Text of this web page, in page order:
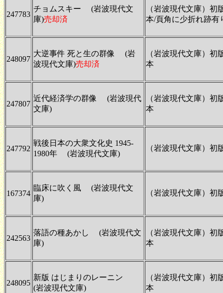
247783
チョムスキー (岩波現代文
庫)売却済
（岩波現代文庫）初
本/頁角に少折れ跡有
248097
大逆事件 死と生の群像 (岩
波現代文庫)売却済
（岩波現代文庫）初
本
247807
近代経済学の群像 (岩波現代
文庫)
（岩波現代文庫）初
本
247792
戦後日本の大衆文化史 1945-
1980年 (岩波現代文庫)
（岩波現代文庫）初
167374
臨床に吹く風 (岩波現代文
庫)
（岩波現代文庫）初
242563
落語の種あかし (岩波現代文
庫)
（岩波現代文庫）初
本
248095
新版 はじまりのレーニン
(岩波現代文庫)
（岩波現代文庫）初
本